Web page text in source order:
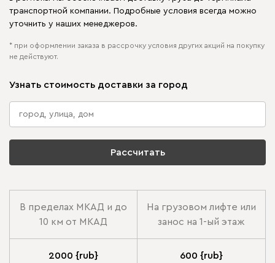
транспортной компании. Подробные условия всегда можно
уточнить у наших менеджеров.
* при оформлении заказа в рассрочку условия других акций на покупку
не действуют.
Узнать стоимость доставки за город
Рассчитать
В пределах МКАД и до
10 км от МКАД
На грузовом лифте или
занос на 1-ый этаж
2000 {rub} 600 {rub}